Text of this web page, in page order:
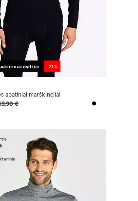
dydžiai -21 %
apatiniai marškinėliai
€